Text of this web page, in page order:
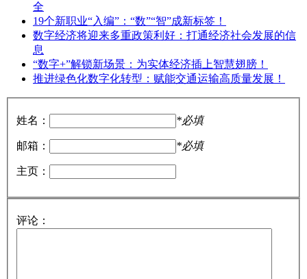
全
19个新职业“入编”：“数”“智”成新标签！
数字经济将迎来多重政策利好：打通经济社会发展的信
息
“数字+”解锁新场景：为实体经济插上智慧翅膀！
推进绿色化数字化转型：赋能交通运输高质量发展！
姓名： *必填
邮箱： *必填
主页：
评论：